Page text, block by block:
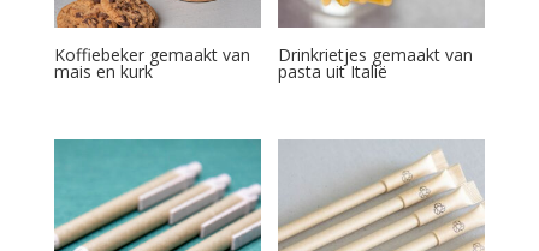
Koffiebeker gemaakt van
mais en kurk
Drinkrietjes gemaakt van
pasta uit Italië